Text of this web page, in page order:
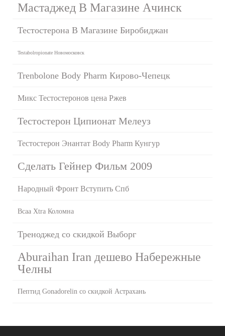
Мастаджед В Магазине Ачинск
Тестостерона В Магазине Биробиджан
Testabolropionate Новомосковск
Trenbolone Body Pharm Кирово-Чепецк
Микс Тестостеронов цена Ржев
Тестостерон Ципионат Мелеуз
Тестостерон Энантат Body Pharm Кунгур
Сделать Гейнер Фильм 2009
Народный Фронт Вступить Спб
Bcaa Xtra Коломна
Треноджед со скидкой Выборг
Aburaihan Iran дешево Набережные
Челны
Пептид Gonadorelin со скидкой Астрахань